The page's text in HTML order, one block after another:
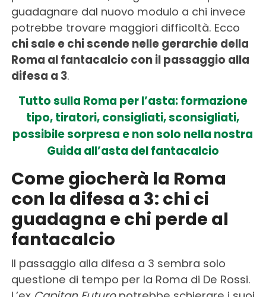
guadagnare dal nuovo modulo a chi invece
potrebbe trovare maggiori difficoltà. Ecco
chi sale e chi scende nelle gerarchie della
Roma al fantacalcio con il passaggio alla
difesa a 3.
Tutto sulla Roma per l’asta: formazione
tipo, tiratori, consigliati, sconsigliati,
possibile sorpresa e non solo nella nostra
Guida all’asta del fantacalcio
Come giocherà la Roma
con la difesa a 3: chi ci
guadagna e chi perde al
fantacalcio
Il passaggio alla difesa a 3 sembra solo
questione di tempo per la Roma di De Rossi.